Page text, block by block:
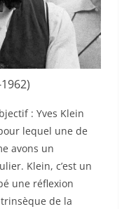
: Yves Klein
lequel une de
avons un
Klein, c’est un
une réflexion
de la